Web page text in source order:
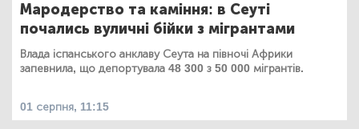
Мародерство та каміння: в Сеуті
почались вуличні бійки з мігрантами
Влада іспанського анклаву Сеута на півночі Африки
запевнила, що депортувала 48 300 з 50 000 мігрантів.
01 серпня, 11:15